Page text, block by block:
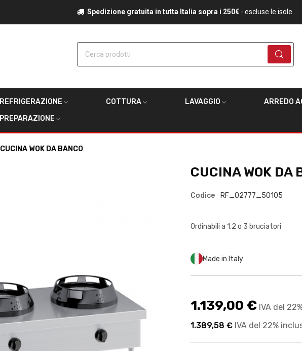
Spedizione gratuita in tutta Italia sopra i 250€- escluse le isole
Cerca prodotti
REFRIGERAZIONE COTTURA LAVAGGIO
ARREDO
PREPARAZIONE
CUCINA WOK DA BANCO
CUCINA WOK DA
Codice RF_02777_50105
Ordinabili a 1,2 o 3 bruciatori
Made in Italy
1.139,00 € IVA del
1.389,58 € IVA del 22%